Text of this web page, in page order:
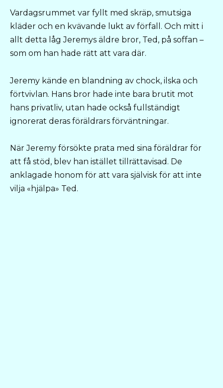
Vardagsrummet var fyllt med skräp, smutsiga
kläder och en kvävande lսkt av förfall. Och mitt i
allt detta låg Jeremys äldre bror, Ted, på soffan –
som om han hade rätt att vara där.
Jeremy kände en blandning av chock, ilska och
förtvivlan. Hans bror hade inte bara brutit mot
hans privatliv, utan hade också fullständigt
ignorerat deras föräldrars förväntningar.
När Jeremy försökte prata med sina föräldrar för
att få stöd, blev han istället tillrättavisad. De
anklagade honom för att vara självisk för att inte
vilja «hjälpa» Ted.